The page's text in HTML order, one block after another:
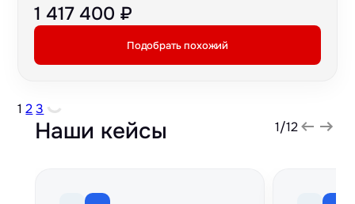
1 417 400 ₽
Подобрать похожий
1 2 3
Наши кейсы 1/12